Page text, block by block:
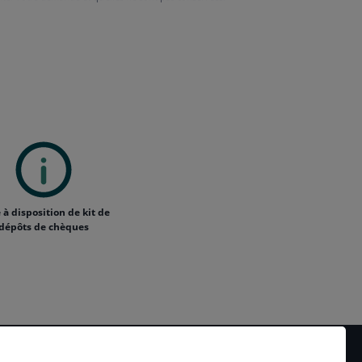
à disposition de kit de
de chèques